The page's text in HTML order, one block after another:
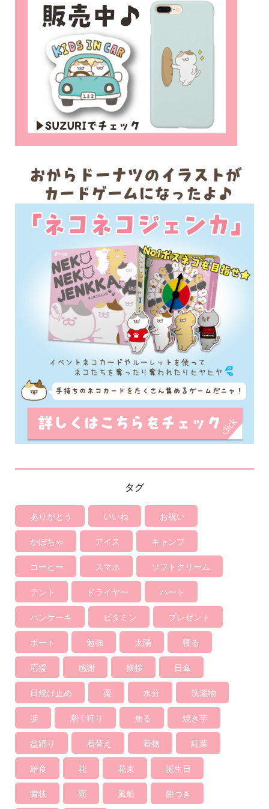
タグ
ありがとう いいね お祝い
かぼちゃ アイス キャンプ
コーヒー スマホ ソフトクリーム
テント ドライヤー ハート
パンケーキ ビタミン プレゼント
ボート 勉強 太陽 寝る
応援 感謝 挨拶 日傘
日焼け止め 栗 水分 洗濯物
涙 潮干狩り 焦る 焼き芋
盆踊り 着替え 着物 紅葉
給食 花 花束 誕生日
賞状 雨 風船 餅つき